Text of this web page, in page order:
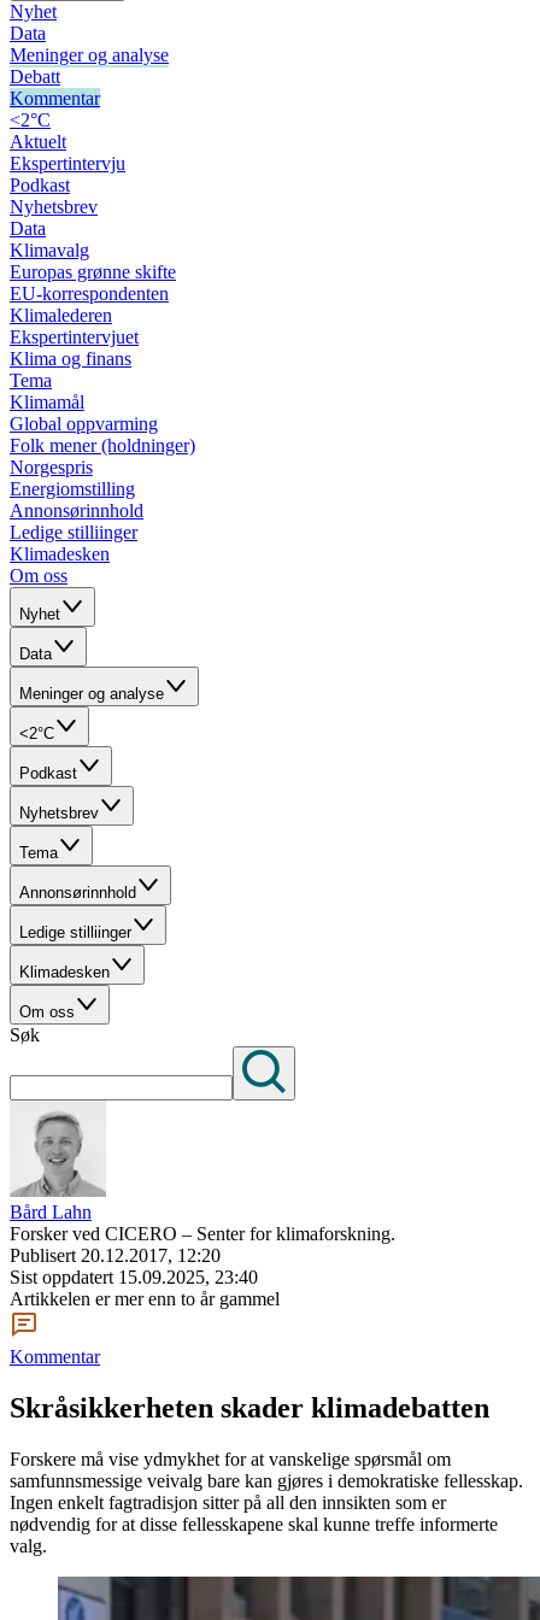
Nyhet
Data
Meninger og analyse
Debatt
Kommentar
<2°C
Aktuelt
Ekspertintervju
Podkast
Nyhetsbrev
Data
Klimavalg
Europas grønne skifte
EU-korrespondenten
Klimalederen
Ekspertintervjuet
Klima og finans
Tema
Klimamål
Global oppvarming
Folk mener (holdninger)
Norgespris
Energiomstilling
Annonsørinnhold
Ledige stilliinger
Klimadesken
Om oss
Nyhet
Data
Meninger og analyse
<2°C
Podkast
Nyhetsbrev
Tema
Annonsørinnhold
Ledige stilliinger
Klimadesken
Om oss
Søk
Bård Lahn
Forsker ved CICERO – Senter for klimaforskning.
Publisert 20.12.2017, 12:20
Sist oppdatert 15.09.2025, 23:40
Artikkelen er mer enn to år gammel
Kommentar
Skråsikkerheten skader klimadebatten
Forskere må vise ydmykhet for at vanskelige spørsmål om
samfunnsmessige veivalg bare kan gjøres i demokratiske fellesskap.
Ingen enkelt fagtradisjon sitter på all den innsikten som er
nødvendig for at disse fellesskapene skal kunne treffe informerte
valg.